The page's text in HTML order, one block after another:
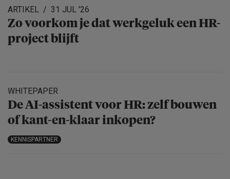
ARTIKEL 31 JUL '26
Zo voorkom je dat werkgeluk een HR-
project blijft
WHITEPAPER
De AI-assistent voor HR: zelf bouwen
of kant-en-klaar inkopen?
KENNISPARTNER